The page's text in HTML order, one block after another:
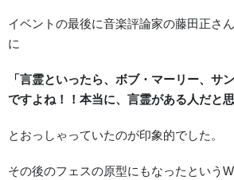
イベントの最後に音楽評論家の藤田正さ
に
「言霊といったら、ボブ・マーリー、サ
ですよね！！ 本当に、言霊がある人だと
とおっしゃっていたのが印象的でした。
その後のフェスの原型にもなったという